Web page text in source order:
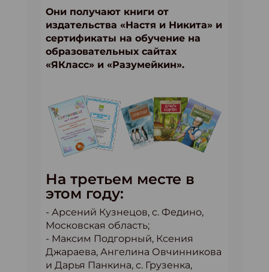
Они получают книги от
издательства «Настя и Никита» и
сертификаты на обучение на
образовательных сайтах
«ЯКласс» и «Разумейкин».
На третьем месте в
этом году:
- Арсений Кузнецов, с. Федино,
Московская область;
- Максим Подгорный, Ксения
Джараева, Ангелина Овчинникова
и Дарья Панкина, с. Грузенка,